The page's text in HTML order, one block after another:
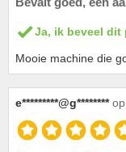
Ja, ik beveel dit
Mooie machine die
e*********@g********